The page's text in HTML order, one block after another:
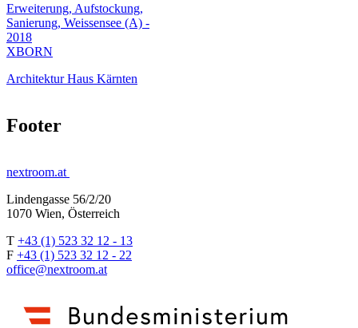
Erweiterung, Aufstockung,
Sanierung, Weissensee (A) -
2018
XBORN
Architektur Haus Kärnten
Footer
nextroom.at
Lindengasse 56/2/20
1070 Wien, Österreich
T +43 (1) 523 32 12 - 13
F +43 (1) 523 32 12 - 22
office@nextroom.at